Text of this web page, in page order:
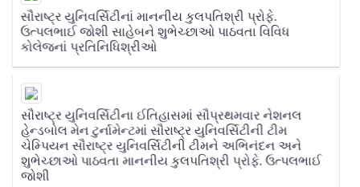
સૌરાષ્ટ્ર યુનિવર્સિટીનાં માનનીય કુલપતિશ્રી પ્રોફે.
ઉત્પલભાઈ જોશી સાહેબને શુભેચ્છાઓ પાઠવતા વિવિધ
કોલેજનાં પ્રતિનિધિશ્રીઓ
સૌરાષ્ટ્ર યુનિવર્સિટીના ઈતિહાસમાં સૌપ્રથમવાર નેશનલ
હેન્ડબોલ મેન ટુર્નામેન્ટમાં સૌરાષ્ટ્ર યુનિવર્સિટીની ટીમ
ચેમ્પિયન સૌરાષ્ટ્ર યુનિવર્સિટીની ટીમને અભિનંદન અને
શુભેચ્છાઓ પાઠવતા માનનીય કુલપતિશ્રી પ્રોફે. ઉત્પલભાઈ
જોશી